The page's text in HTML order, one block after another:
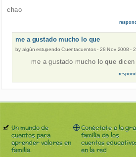
chao
me a gustado mucho lo que
by algún estupendo Cuentacuentos-28 Nov 2008 -
me a gustado mucho lo que
Un mundo de
cuentos para
aprender valores en
familia.
Conéctate a la
familia de los
cuentos
en la red